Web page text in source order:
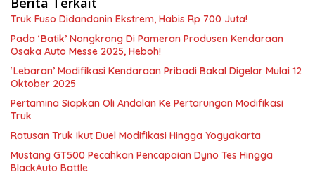
Truk Fuso Didandanin Ekstrem, Habis Rp 700 Juta!
Pada ‘Batik’ Nongkrong Di Pameran Produsen Kendaraan
Osaka Auto Messe 2025, Heboh!
‘Lebaran’ Modifikasi Kendaraan Pribadi Bakal Digelar Mulai 12
Oktober 2025
Pertamina Siapkan Oli Andalan Ke Pertarungan Modifikasi
Truk
Ratusan Truk Ikut Duel Modifikasi Hingga Yogyakarta
Mustang GT500 Pecahkan Pencapaian Dyno Tes Hingga
BlackAuto Battle